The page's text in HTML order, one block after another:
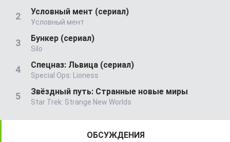
Условный мент (сериал)
Условный мент
Бункер (сериал)
Silo
Спецназ: Львица (сериал)
Special Ops: Lioness
Звёздный путь: Странные новые миры
Star Trek: Strange New Worlds
ОБСУЖДЕНИЯ